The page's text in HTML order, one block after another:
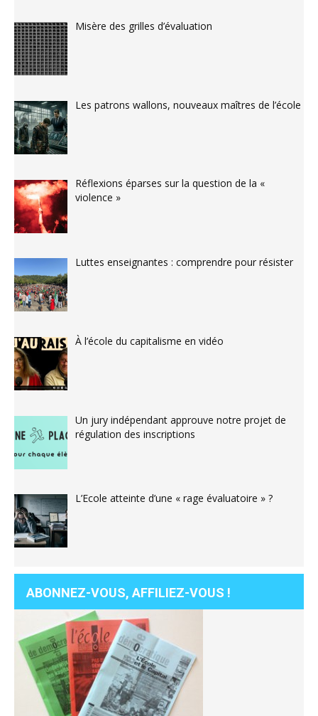
Misère des grilles d’évaluation
Les patrons wallons, nouveaux maîtres de l’école
Réflexions éparses sur la question de la «
violence »
Luttes enseignantes : comprendre pour résister
À l’école du capitalisme en vidéo
Un jury indépendant approuve notre projet de
régulation des inscriptions
L’Ecole atteinte d’une « rage évaluatoire » ?
ABONNEZ-VOUS, AFFILIEZ-VOUS !